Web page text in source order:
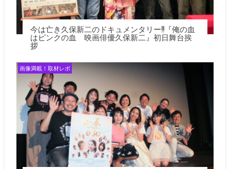
今は亡き久保新二のドキュメンタリー!!『俺の血
はピンクの血 映画俳優久保新二』初日舞台挨
拶
画像満載！取材レポ